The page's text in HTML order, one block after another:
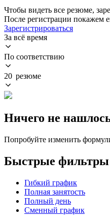
Чтобы видеть все резюме,
После регистрации покажем
Зарегистрироваться
За всё время
По соответствию
20 резюме
Ничего не
Попробуйте изменить
Быстрые фильтры
Гибкий график
Полная занятость
Полный день
Сменный график